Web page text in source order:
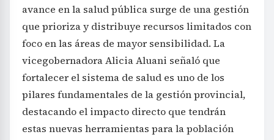
avance en la salud pública surge de una gestión
que prioriza y distribuye recursos limitados con
foco en las áreas de mayor sensibilidad. La
vicegobernadora Alicia Aluani señaló que
fortalecer el sistema de salud es uno de los
pilares fundamentales de la gestión provincial,
destacando el impacto directo que tendrán
estas nuevas herramientas para la población